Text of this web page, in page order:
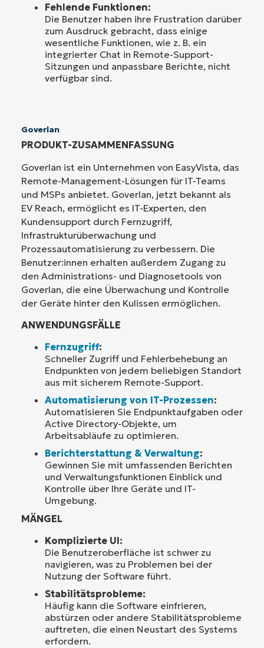
Fehlende Funktionen:
Die Benutzer haben ihre Frustration darüber
zum Ausdruck gebracht, dass einige
wesentliche Funktionen, wie z. B. ein
integrierter Chat in Remote-Support-
Sitzungen und anpassbare Berichte, nicht
verfügbar sind.
Goverlan
PRODUKT-ZUSAMMENFASSUNG
Goverlan ist ein Unternehmen von EasyVista, das
Remote-Management-Lösungen für IT-Teams
und MSPs anbietet. Goverlan, jetzt bekannt als
EV Reach, ermöglicht es IT-Experten, den
Kundensupport durch Fernzugriff,
Infrastrukturüberwachung und
Prozessautomatisierung zu verbessern. Die
Benutzer:innen erhalten außerdem Zugang zu
den Administrations- und Diagnosetools von
Goverlan, die eine Überwachung und Kontrolle
der Geräte hinter den Kulissen ermöglichen.
ANWENDUNGSFÄLLE
Fernzugriff:
Schneller Zugriff und Fehlerbehebung an
Endpunkten von jedem beliebigen Standort
aus mit sicherem Remote-Support.
Automatisierung von IT-Prozessen:
Automatisieren Sie Endpunktaufgaben oder
Active Directory-Objekte, um
Arbeitsabläufe zu optimieren.
Berichterstattung & Verwaltung:
Gewinnen Sie mit umfassenden Berichten
und Verwaltungsfunktionen Einblick und
Kontrolle über Ihre Geräte und IT-
Umgebung.
MÄNGEL
Komplizierte UI:
Die Benutzeroberfläche ist schwer zu
navigieren, was zu Problemen bei der
Nutzung der Software führt.
Stabilitätsprobleme:
Häufig kann die Software einfrieren,
abstürzen oder andere Stabilitätsprobleme
auftreten, die einen Neustart des Systems
erfordern.